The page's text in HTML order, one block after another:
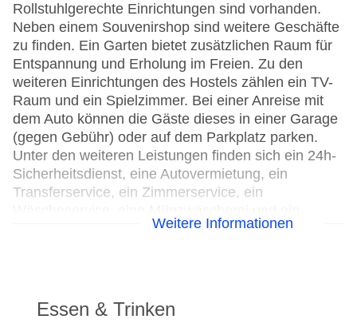
Rollstuhlgerechte Einrichtungen sind vorhanden.
Neben einem Souvenirshop sind weitere Geschäfte
zu finden. Ein Garten bietet zusätzlichen Raum für
Entspannung und Erholung im Freien. Zu den
weiteren Einrichtungen des Hostels zählen ein TV-
Raum und ein Spielzimmer. Bei einer Anreise mit
dem Auto können die Gäste dieses in einer Garage
(gegen Gebühr) oder auf dem Parkplatz parken.
Unter den weiteren Leistungen finden sich ein 24h-
Sicherheitsdienst, eine Autovermietung, ein
Transferservice, ein Zimmerservice, ein
eigener Shuttlebus. Aktive Gäste, die die
Unterstützung bei Geschäftstätigkeiten ist ein
Faxgerät verfügbar.
Weitere Informationen
Essen & Trinken